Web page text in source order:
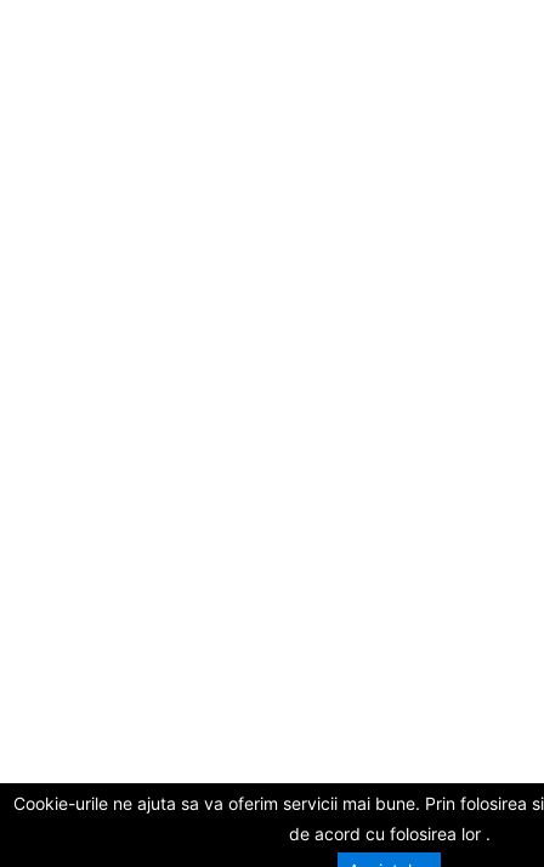
Cookie-urile ne ajuta sa va oferim servicii mai bune. Prin folosirea
de acord cu folosirea lor .